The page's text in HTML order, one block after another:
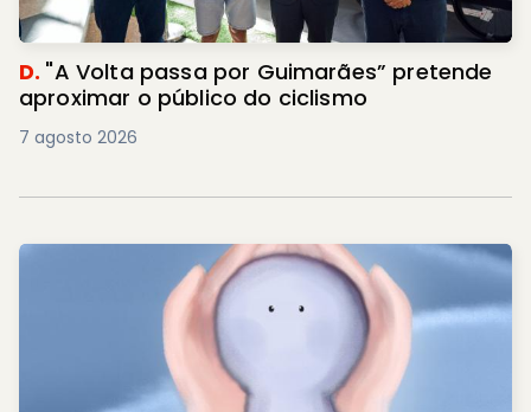
D. "A Volta passa por Guimarães” pretende
aproximar o público do ciclismo
7 agosto 2026